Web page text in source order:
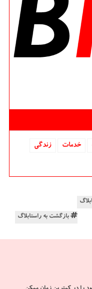
خدمات
زندگی
بازگشت به راستابلاگ